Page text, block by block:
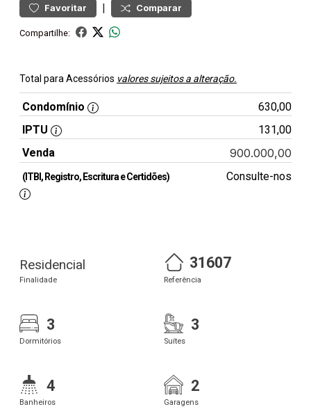
Favoritar | Comparar
Compartilhe:
Total para Acessórios valores sujeitos a alteração.
Condomínio
630,00
IPTU
131,00
Venda
900.000,00
(ITBI, Registro, Escritura e Certidões) Consulte-nos
Residencial
Finalidade
31607
Referência
3
Dormitórios
3
Suítes
4
Banheiros
2
Garagens